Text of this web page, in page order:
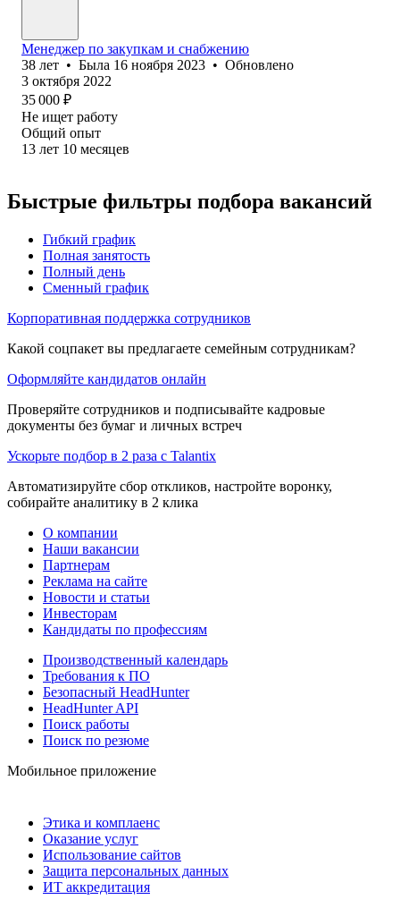
Менеджер по закупкам и снабжению
38 лет • Была 16 ноября 2023 • Обновлено
3 октября 2022
35 000 ₽
Не ищет работу
Общий опыт
13 лет 10 месяцев
Быстрые фильтры подбора вакансий
Гибкий график
Полная занятость
Полный день
Сменный график
Корпоративная поддержка сотрудников
Какой соцпакет вы предлагаете семейным сотрудникам?
Оформляйте кандидатов онлайн
Проверяйте сотрудников и подписывайте кадровые
документы без бумаг и личных встреч
Ускорьте подбор в 2 раза с Talantix
Автоматизируйте сбор откликов, настройте воронку,
собирайте аналитику в 2 клика
О компании
Наши вакансии
Партнерам
Реклама на сайте
Новости и статьи
Инвесторам
Кандидаты по профессиям
Производственный календарь
Требования к ПО
Безопасный HeadHunter
HeadHunter API
Поиск работы
Поиск по резюме
Мобильное приложение
Этика и комплаенс
Оказание услуг
Использование сайтов
Защита персональных данных
ИТ аккредитация